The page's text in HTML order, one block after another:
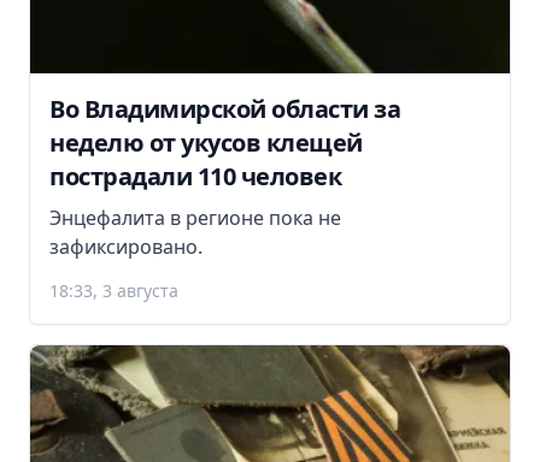
Во Владимирской области за
неделю от укусов клещей
пострадали 110 человек
Энцефалита в регионе пока не
зафиксировано.
18:33, 3 августа